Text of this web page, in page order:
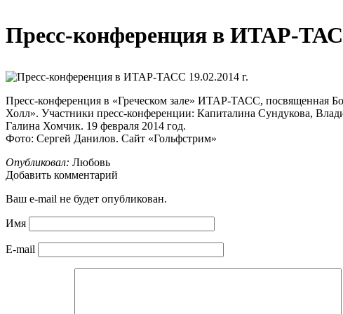
Пресс-конференция в ИТАР-
Пресс-конференция в «Греческом зале» ИТАР-ТАСС, посвященная
Холл». Участники пресс-конференции: Капиталина Сундукова,
Галина Хомчик. 19 февраля 2014 год.
Фото: Сергей Данилов. Сайт «Гольфстрим»
Опубликовал: Любовь
Добавить комментарий
Ваш e-mail не будет опубликован.
Имя
E-mail